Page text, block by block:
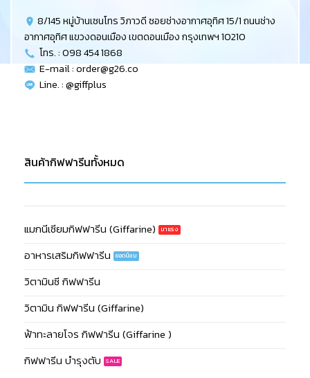
8/145 หมู่บ้านเซนโทร วิภาวดี ซอยช่างอากาศอุทิศ 15/1 ถนนช่าง
อากาศอุทิศ แขวงดอนเมือง เขตดอนเมือง กรุงเทพฯ 10210
โทร. : 098 454 1868
E-mail :order@g26.co
Line. : @giffplus
สินค้ากิฟฟารีนทั้งหมด
แมกนีเซียมกิฟฟารีน (Giffarine)
อาหารเสริมกิฟฟารีน
วิตามินซี กิฟฟารีน
วิตามิน กิฟฟารีน (Giffarine)
ฟ้าทะลายโจร กิฟฟารีน (Giffarine )
กิฟฟารีน บำรุงตับ